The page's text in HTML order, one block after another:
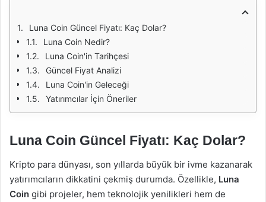
Luna Coin Güncel Fiyatı: Kaç Dolar?
Luna Coin Nedir?
Luna Coin'in Tarihçesi
Güncel Fiyat Analizi
Luna Coin'in Geleceği
Yatırımcılar İçin Öneriler
Luna Coin Güncel Fiyatı: Kaç Dolar?
Kripto para dünyası, son yıllarda büyük bir ivme kazanarak
yatırımcıların dikkatini çekmiş durumda. Özellikle, Luna
Coin gibi projeler, hem teknolojik yenilikleri hem de